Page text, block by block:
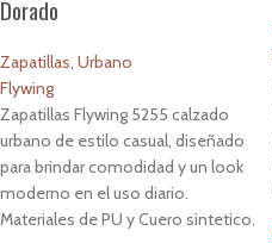
Dorado
Zapatillas, Urbano
Flywing
Zapatillas Flywing 5255 calzado
urbano de estilo casual, diseñado
para brindar comodidad y un look
moderno en el uso diario.
Materiales de PU y Cuero sintetico.